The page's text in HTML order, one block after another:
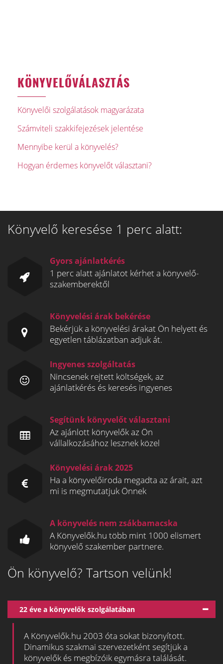
KÖNYVELŐVÁLASZTÁS
Könyvelői szolgálatások magyarázata
Számviteli szakkifejezések jelentése
Mennyibe kerül a könyvelés?
Hogyan érdemes könyvelőt választani?
Könyvelő keresése 1 perc alatt:
Gyors ajánlatkérés
1 perc alatt ajánlatot kérhet a könyvelő-
szakemberektől
Könyvelési árak bekérése
Bekérjük a könyvelési árakat Ön helyett és
egyetlen táblázatban adjuk át.
Ingyenes szolgáltatás
Nincsenek rejtett költségek, az
ajánlatkérés és keresés ingyenes
Segítünk könyvelőt választani
Az ajánlott könyvelők az Ön
vállalkozásához lesznek közel
Könyvelési árak 2025
Ha a könyvelőiroda megadta az árait, azt
mi is megmutatjuk Önnek
A könyvelés nem zsákbamacska
A Könyvelők.hu több mint 1000 elismert
könyvelő szakember partnere.
Ön könyvelő? Tartson velünk!
22 éve a könyvelők szolgálatában
A Könyvelők.hu 2003 óta sokat bizonyított.
Dinamikus szakmai szervezetként segítjük a
könyvelők és megbízóik egymásra találását.